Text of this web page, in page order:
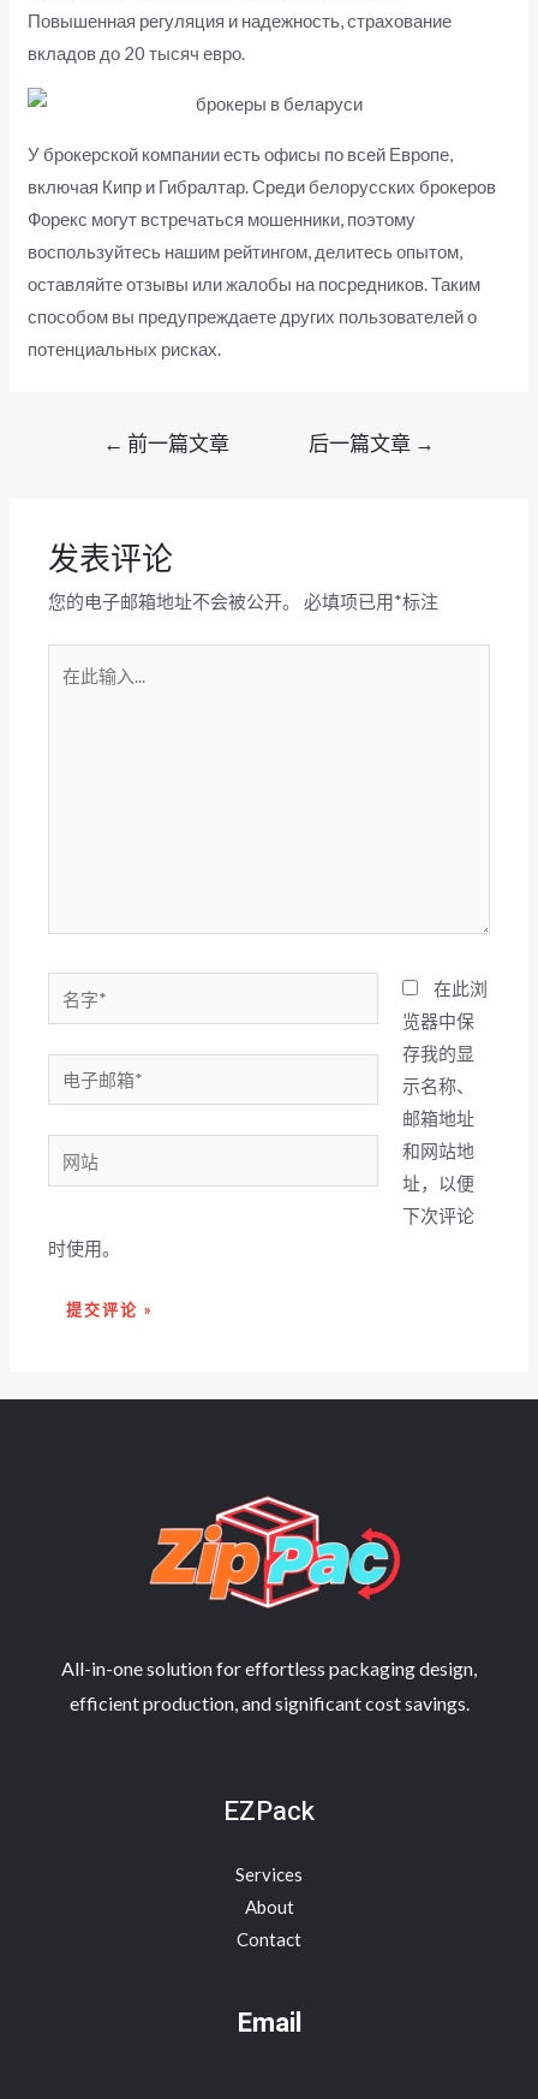
Повышенная регуляция и надежность, страхование
вкладов до 20 тысяч евро.
У брокерской компании есть офисы по всей Европе,
включая Кипр и Гибралтар. Среди белорусских брокеров
Форекс могут встречаться мошенники, поэтому
воспользуйтесь нашим рейтингом, делитесь опытом,
оставляйте отзывы или жалобы на посредников. Таким
способом вы предупреждаете других пользователей о
потенциальных рисках.
← 前一篇文章 后一篇文章 →
发表评论
您的电子邮箱地址不会被公开。 必填项已用*标注
字
*
子
邮
箱
网
站
在此浏
览器中保
存我的显
示名称、
邮箱地址
和网站地
址，以便
下次评论
时使用。
All-in-one solution for effortless packaging design,
efficient production, and significant cost savings.
EZPack
Services
About
Contact
Email